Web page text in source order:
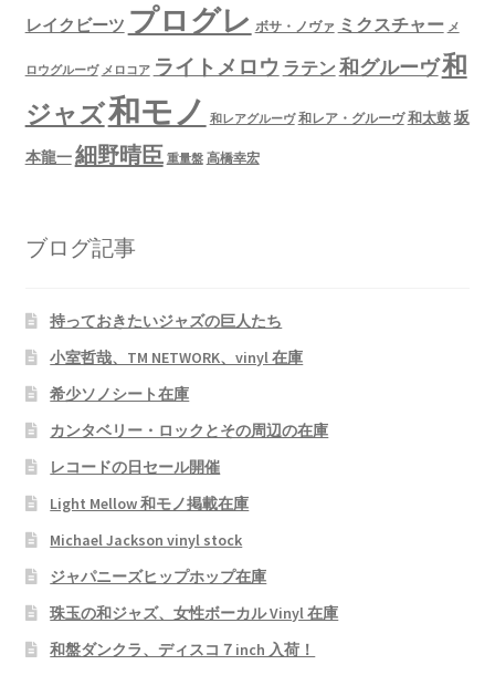
レイクビーツ プログレ ボサ・ノヴァ ミクスチャー メ
ロウグルーヴ メロコア ライトメロウ ラテン 和グルーヴ和
ジャズ和モノ 和レアグルーヴ 和レア・グルーヴ 和太鼓坂
本龍一細野晴臣 重量盤 高橋幸宏
ブログ記事
持っておきたいジャズの巨人たち
小室哲哉、TM NETWORK、vinyl 在庫
希少ソノシート在庫
カンタベリー・ロックとその周辺の在庫
レコードの日セール開催
Light Mellow 和モノ掲載在庫
Michael Jackson vinyl stock
ジャパニーズヒップホップ在庫
珠玉の和ジャズ、女性ボーカル Vinyl 在庫
和盤ダンクラ、ディスコ７inch 入荷！